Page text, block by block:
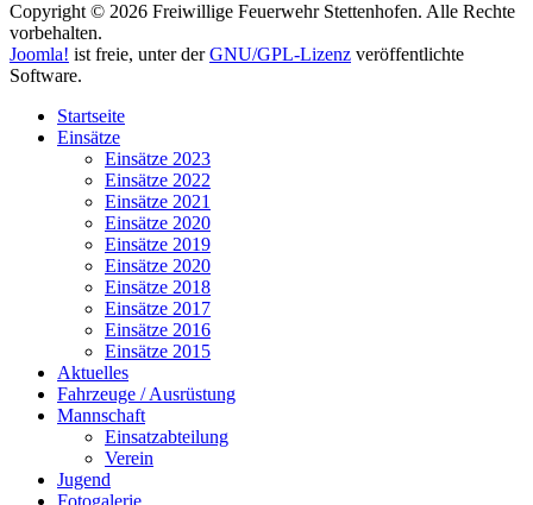
Copyright © 2026 Freiwillige Feuerwehr Stettenhofen. Alle Rechte
vorbehalten.
Joomla! ist freie, unter derGNU/GPL-Lizenz veröffentlichte
Software.
Startseite
Einsätze
Einsätze 2023
Einsätze 2022
Einsätze 2021
Einsätze 2020
Einsätze 2019
Einsätze 2020
Einsätze 2018
Einsätze 2017
Einsätze 2016
Einsätze 2015
Aktuelles
Fahrzeuge / Ausrüstung
Mannschaft
Einsatzabteilung
Verein
Jugend
Fotogalerie